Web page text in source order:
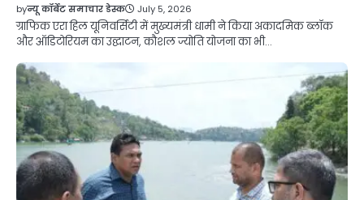
byन्यू कॉर्बेट समाचार डेस्क July 5, 2026
ग्राफिक एरा हिल यूनिवर्सिटी में मुख्यमंत्री धामी ने किया अकादमिक ब्लॉक
और ऑडिटोरियम का उद्घाटन, कौशल ज्योति योजना का भी…